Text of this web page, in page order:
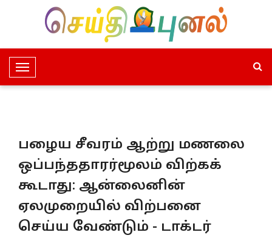
T
o
e
a
v
g
a
பழைய சீவரம் ஆற்று மணலை
ஒப்பந்ததாரர்மூலம் விற்கக்
கூடாது: ஆன்லைனின்
ஏலமுறையில் விற்பனை
செய்ய வேண்டும் - டாக்டர்